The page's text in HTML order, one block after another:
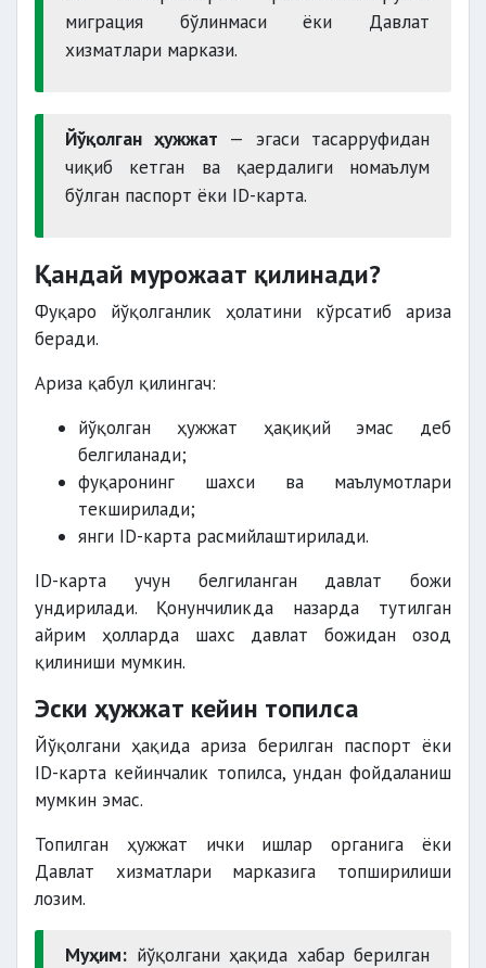
миграция бўлинмаси ёки Давлат
хизматлари маркази.
Йўқолган ҳужжат — эгаси тасарруфидан
чиқиб кетган ва қаердалиги номаълум
бўлган паспорт ёки ID-карта.
Қандай мурожаат қилинади?
Фуқаро йўқолганлик ҳолатини кўрсатиб ариза
беради.
Ариза қабул қилингач:
йўқолган ҳужжат ҳақиқий эмас деб
белгиланади;
фуқаронинг шахси ва маълумотлари
текширилади;
янги ID-карта расмийлаштирилади.
ID-карта учун белгиланган давлат божи
ундирилади. Қонунчиликда назарда тутилган
айрим ҳолларда шахс давлат божидан озод
қилиниши мумкин.
Эски ҳужжат кейин топилса
Йўқолгани ҳақида ариза берилган паспорт ёки
ID-карта кейинчалик топилса, ундан фойдаланиш
мумкин эмас.
Топилган ҳужжат ички ишлар органига ёки
Давлат хизматлари марказига топширилиши
лозим.
Муҳим: йўқолгани ҳақида хабар берилган